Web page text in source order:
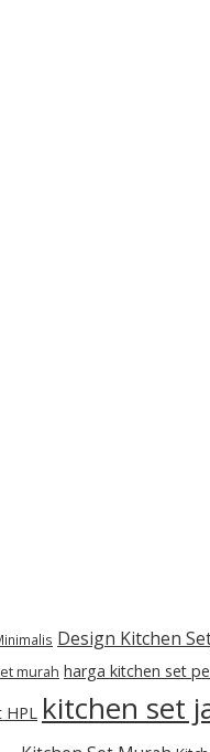
Design Kitchen
murah harga kitchen set
HPL kitchen set